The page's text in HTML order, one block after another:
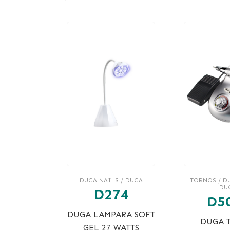
DUGA NAILS / DUGA
D274
DUGA LAMPARA SOFT
GEL 27 WATTS
TORNOS /
DUGA